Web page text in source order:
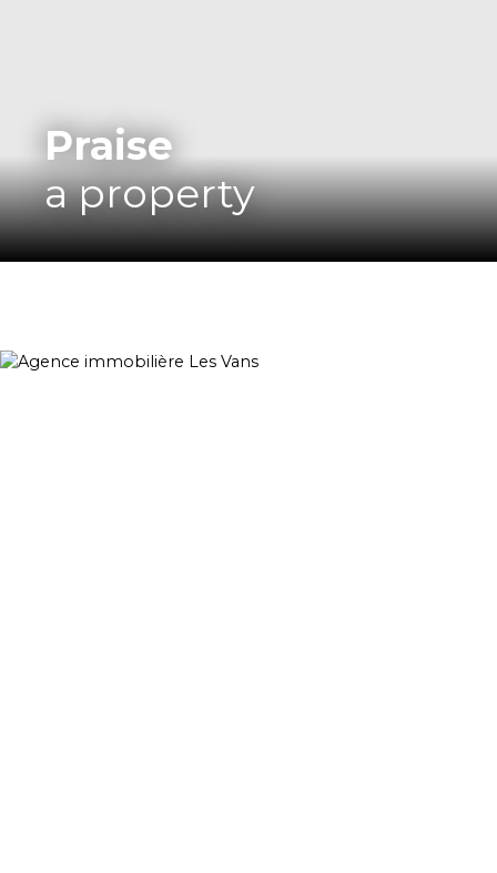
Praise
a property